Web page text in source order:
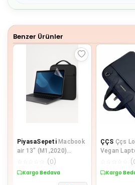
8
Benzer Ürünler
PiyasaSepeti Macbook
air 13" (M1,2020)
Evoque Case + 9H Nano
(0)
Kargo Bedava
ÇÇS Ççs
Vegan
Çantası
(
Kargo